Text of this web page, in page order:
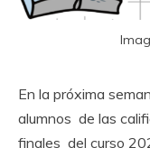
En la próxima
alumnos de las
finales del curso